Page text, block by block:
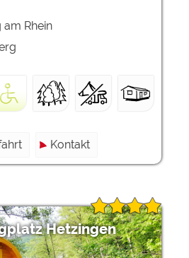
Rhein
Kontakt
Hetzingen